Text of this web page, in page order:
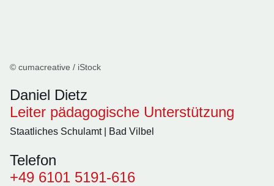
© cumacreative / iStock
Daniel Dietz
Leiter pädagogische Unterstützung
Staatliches Schulamt | Bad Vilbel
Telefon
+49 6101 5191-616